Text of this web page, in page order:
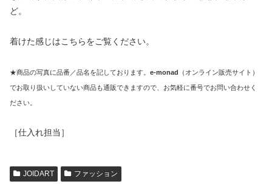
ど。
着けた感じはこちらをご覧ください。
★商品の写真に品番／品名を記しております。 e-monad （オンライン販売サイト）
でお取り扱いしていない商品も通販できますので、お気軽に番号でお問い合わせく
ださい。
［仕入れ担当］
JOIDART ファッション